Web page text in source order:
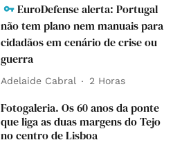
EuroDefense alerta: Portugal
não tem plano nem manuais para
cidadãos em cenário de crise ou
guerra
Adelaide Cabral 2 Horas
Fotogaleria. Os 60 anos da ponte
que liga as duas margens do Tejo
no centro de Lisboa